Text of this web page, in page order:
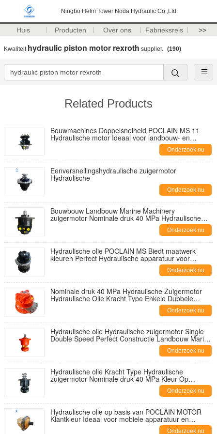
Ningbo Helm Tower Noda Hydraulic Co.,Ltd
Huis Producten Over ons Fabrieksreis >>
Kwaliteit hydraulic piston motor rexroth supplier. (190)
Related Products
Bouwmachines Doppelsnelheid POCLAIN MS 11
Hydraulische motor Ideaal voor landbouw- en
Onderzoek nu
Eenversnellingshydraulische zuigermotor
Hydraulische
Onderzoek nu
Bouwbouw Landbouw Marine Machinery
zuigermotor Nominale druk 40 MPa Hydraulische
motor Geschikt voor verschillende machinesOnderzoek nu
Hydraulische olie POCLAIN MS Biedt maatwerk
kleuren Perfect Hydraulische apparatuur voor
Onderzoek nu
Nominale druk 40 MPa Hydraulische Zuigermotor
Hydraulische Olie Kracht Type Enkele Dubbele
Onderzoek nu
Hydraulische olie Hydraulische zuigermotor Single
Double Speed Perfect Constructie Landbouw Marine
Onderzoek nu
Hydraulische olie Kracht Type Hydraulische
zuigermotor Nominale druk 40 MPa Kleur Op
verzoek van de klant Ideaal voor zware machines
Onderzoek nu
Hydraulische olie op basis van POCLAIN MOTOR
Klantkleur Ideaal voor mobiele apparatuur en
bouwmachines Robuust en ontworpenOnderzoek nu